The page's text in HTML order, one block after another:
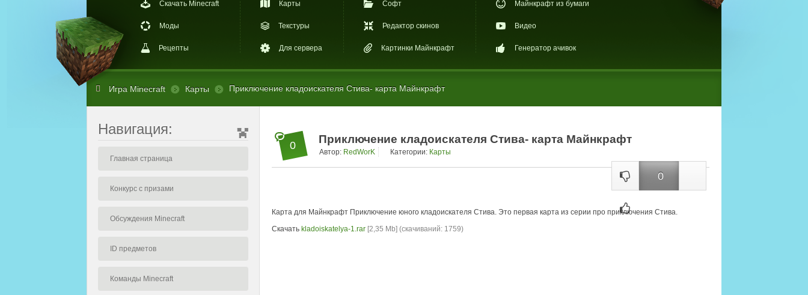
Скачать Minecraft
Моды
Рецепты
Карты
Текстуры
Для сервера
Софт
Редактор скинов
Картинки Майнкрафт
Майнкрафт из бумаги
Видео
Генератор ачивок
Игра Minecraft Карты Приключение кладоискателя Стива- карта Майнкрафт
Навигация:
Главная страница
Конкурс с призами
Обсуждения Minecraft
ID предметов
Команды Minecraft
0 Приключение кладоискателя Стива- карта Майнкрафт
Автор: RedWorK Категории: Карты
0
Карта для Майнкрафт Приключение юного кладоискателя Стива. Это первая карта из серии про приключения Стива.
Скачать kladoiskatelya-1.rar [2,35 Mb] (cкачиваний: 1759)